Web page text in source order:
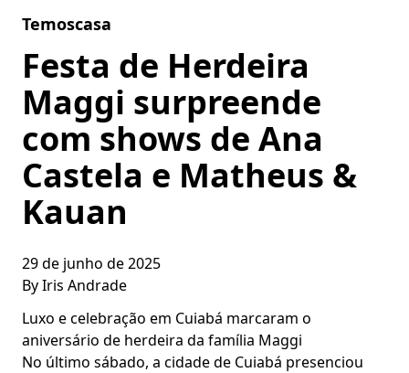
Temoscasa
Festa de Herdeira
Maggi surpreende
com shows de Ana
Castela e Matheus &
Kauan
29 de junho de 2025
ByIris Andrade
Luxo e celebração em Cuiabá marcaram o
aniversário de herdeira da família Maggi
No último sábado, a cidade de Cuiabá presenciou